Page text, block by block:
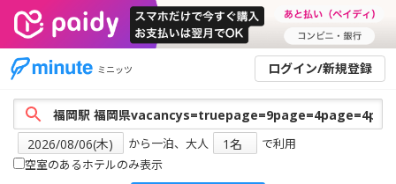
ミニッツ ログイン/新規登録
から一泊、大人
で利用
空室のあるホテルのみ表示